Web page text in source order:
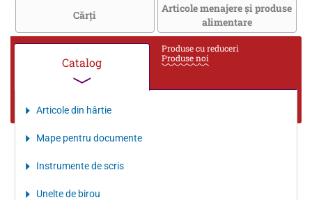
Cărţi
Articole menajere și produse
alimentare
Catalog
Produse cu reduceri
Produse noi
Articole din hârtie
Mape pentru documente
Instrumente de scris
Unelte de birou